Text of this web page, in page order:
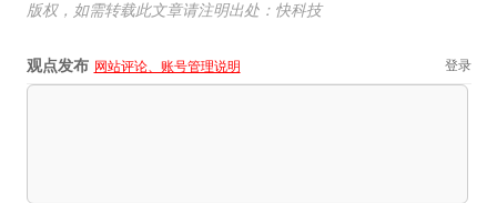
版权，如需转载此文章请注明出处：快科技
观点发布 网站评论、账号管理说明 登录